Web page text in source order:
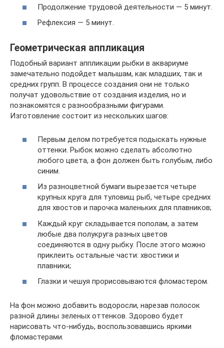
Продолжение трудовой деятельности — 5 минут.
Рефлексия — 5 минут.
Геометрическая аппликация
Подобный вариант аппликации рыбки в аквариуме
замечательно подойдет малышам, как младших, так и
средних групп. В процессе создания они не только
получат удовольствие от создания изделия, но и
познакомятся с разнообразными фигурами.
Изготовление состоит из нескольких шагов:
Первым делом потребуется подыскать нужные
оттенки. Рыбок можно сделать абсолютно
любого цвета, а фон должен быть голубым, либо
синим.
Из разноцветной бумаги вырезается четыре
крупных круга для туловищ рыб, четыре средних
для хвостов и парочка маленьких для плавников;
Каждый круг складывается пополам, а затем
любые два полукруга разных цветов
соединяются в одну рыбку. После этого можно
приклеить остальные части: хвостики и
плавники;
Глазки и чешуя прорисовываются фломастером.
На фон можно добавить водоросли, нарезав полосок
разной длины зеленых оттенков. Здорово будет
нарисовать что-нибудь, воспользовавшись яркими
фломастерами.